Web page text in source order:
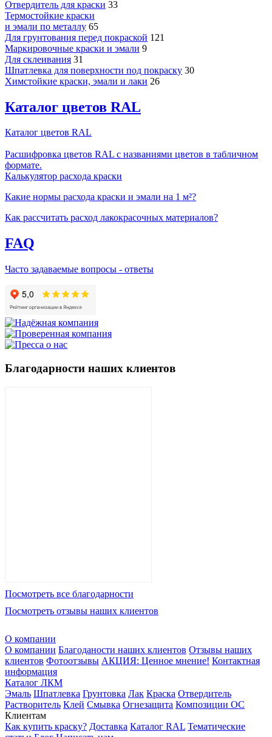
Отвердитель для краски 33
Термостойкие краски
и эмали по металлу 65
Для грунтования перед покраской 121
Маркировочные краски и эмали 9
Для склеивания 31
Шпатлевка для поверхности под покраску 30
Химстойкие краски, эмали и лаки 26
Каталог цветов RAL
Каталог цветов RAL
Расшифровка цветов RAL с названиями цветов в табличном
формате.
Калькулятор расхода краски
Какие нормы расхода краски и эмали на 1 м²?
Как рассчитать расход лакокрасочных материалов?
FAQ
Часто задаваемые вопросы - ответы
Благодарности наших клиентов
Посмотреть все благодарности
Посмотреть отзывы наших клиентов
О компании
О компании Благоданости наших клиентов Отзывы наших
клиентов Фотоотзывы АКЦИЯ: Ценное мнение! Контактная
информация
Каталог ЛКМ
Эмаль Шпатлевка Грунтовка Лак Краска Отвердитель
Растворитель Клей Смывка Огнезащита Композиции ОС
Клиентам
Как купить краску? Доставка Каталог RAL Тематические